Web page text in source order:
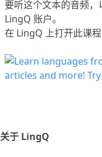
要听这个文本的音频
LingQ 账户。
在 LingQ 上打开此课程
关于 LingQ